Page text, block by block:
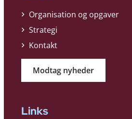
Organisation og opgaver
Strategi
Kontakt
Modtag nyheder
Links